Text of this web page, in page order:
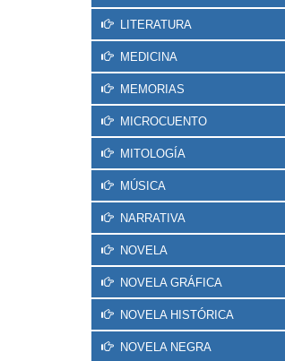
LITERATURA
MEDICINA
MEMORIAS
MICROCUENTO
MITOLOGÍA
MÚSICA
NARRATIVA
NOVELA
NOVELA GRÁFICA
NOVELA HISTÓRICA
NOVELA NEGRA